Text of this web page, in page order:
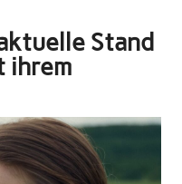
Stand
ihrem